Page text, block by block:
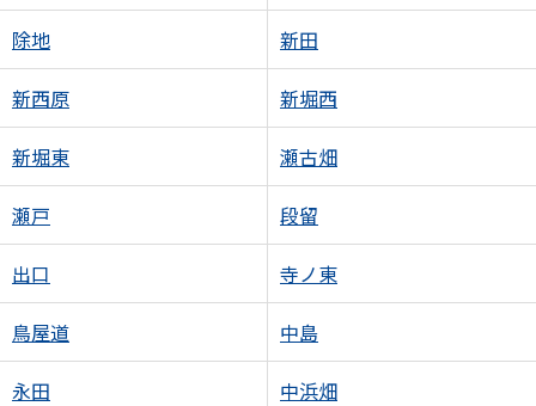
除地 新田
新西原 新堀西
新堀東 瀬古畑
瀬戸 段留
出口 寺ノ東
鳥屋道 中島
永田 中浜畑